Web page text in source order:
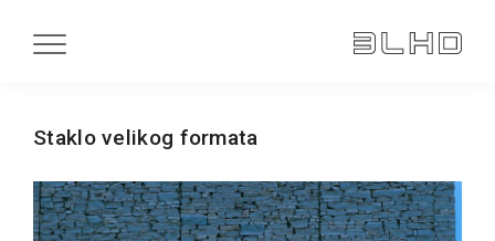
Staklo velikog formata